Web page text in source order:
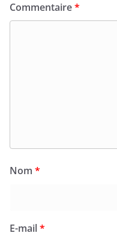
Commentaire*
Nom *
E-mail*